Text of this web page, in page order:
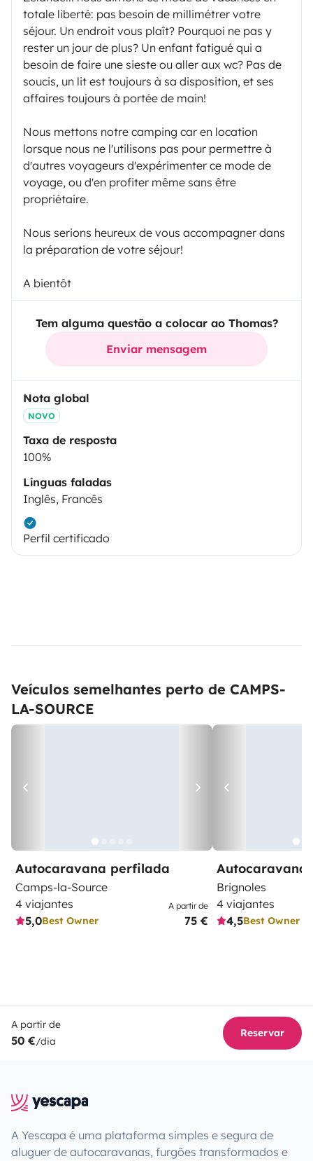
totale liberté: pas besoin de millimétrer votre
séjour. Un endroit vous plaît? Pourquoi ne pas y
rester un jour de plus? Un enfant fatigué qui a
besoin de faire une sieste ou aller aux wc? Pas de
soucis, un lit est toujours à sa disposition, et ses
affaires toujours à portée de main!
Nous mettons notre camping car en location
lorsque nous ne l'utilisons pas pour permettre à
d'autres voyageurs d'expérimenter ce mode de
voyage, ou d'en profiter même sans être
propriétaire.
Nous serions heureux de vous accompagner dans
la préparation de votre séjour!
A bientôt
Tem alguma questão a colocar ao Thomas?
Enviar mensagem
Nota global
NOVO
Taxa de resposta
100%
Línguas faladas
Inglês, Francês
Perfil certificado
Veículos semelhantes perto de CAMPS-
LA-SOURCE
Autocaravana perfilada
Camps-la-Source
4 viajantes
5,0Best Owner
A partir de
75 €
Brignoles
4 viajantes
4,5Best Owner
A partir de
50 €/dia
Reservar
A Yescapa é uma plataforma simples e segura de
aluguer de autocaravanas, furgões transformados e